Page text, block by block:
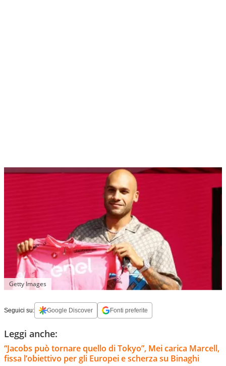
Getty Images
Seguici su: Google Discover Fonti preferite
Leggi anche:
“Jacobs può tornare quello di Tokyo”, Mei carica Marcell,
fissa l’obiettivo per gli Europei e scherza su Binaghi